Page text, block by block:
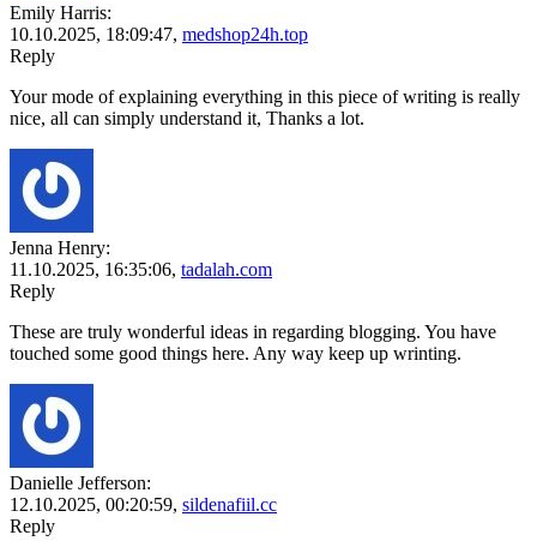
Emily Harris:
10.10.2025, 18:09:47, medshop24h.top
Reply
Your mode of explaining everything in this piece of writing is really
nice, all can simply understand it, Thanks a lot.
Jenna Henry:
11.10.2025, 16:35:06, tadalah.com
Reply
These are truly wonderful ideas in regarding blogging. You have
touched some good things here. Any way keep up wrinting.
Danielle Jefferson:
12.10.2025, 00:20:59, sildenafiil.cc
Reply